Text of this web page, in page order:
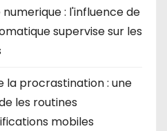
: l'influence de
supervise sur les
la procrastination : une
les routines
mobiles